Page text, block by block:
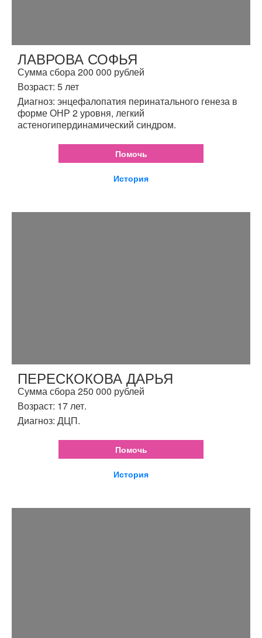
ЛАВРОВА СОФЬЯ
Сумма сбора 200 000 рублей
Возраст: 5 лет
Диагноз: энцефалопатия перинатального генеза в
форме ОНР 2 уровня, легкий
астеногипердинамический синдром.
Помочь
История
ПЕРЕСКОКОВА ДАРЬЯ
Сумма сбора 250 000 рублей
Возраст: 17 лет.
Диагноз: ДЦП.
Помочь
История